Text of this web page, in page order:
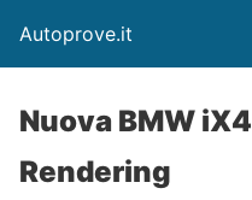
Autoprove.it
Nuova BMW
Rendering